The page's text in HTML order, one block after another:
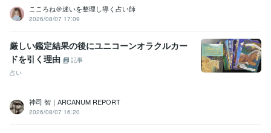
地方創生 新規事業 新規起業 資金繰り
セミナー 意識改革
コンサル 創業支援
語学力
英語
日常会話レベル
こころね＠迷いを整理し導く占い師
2026/08/07 17:09
厳しい鑑定結果の後にユニコーンオラクルカー
ドを引く理由
記事
占い
神司 智｜ARCANUM REPORT
2026/08/07 16:20